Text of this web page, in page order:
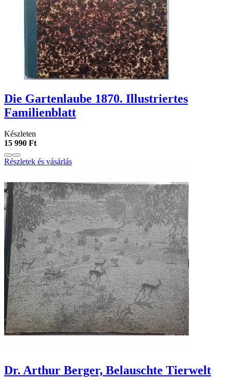
Die Gartenlaube 1870. Illustriertes
Familienblatt
Készleten
15 990 Ft
Részletek és vásárlás
Dr. Arthur Berger, Belauschte Tierwelt